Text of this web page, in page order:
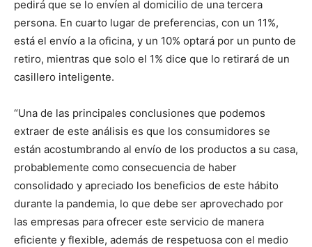
pedirá que se lo envíen al domicilio de una tercera
persona. En cuarto lugar de preferencias, con un 11%,
está el envío a la oficina, y un 10% optará por un punto de
retiro, mientras que solo el 1% dice que lo retirará de un
casillero inteligente.
“Una de las principales conclusiones que podemos
extraer de este análisis es que los consumidores se
están acostumbrando al envío de los productos a su casa,
probablemente como consecuencia de haber
consolidado y apreciado los beneficios de este hábito
durante la pandemia, lo que debe ser aprovechado por
las empresas para ofrecer este servicio de manera
eficiente y flexible, además de respetuosa con el medio